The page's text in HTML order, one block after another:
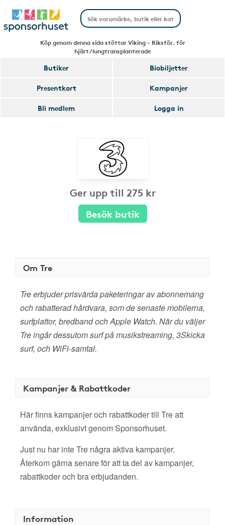
Köp genom denna sida stöttar Viking - Riksför. för
hjärt/lungtransplanterade
Butiker
Biobiljetter
Presentkort
Kampanjer
Bli medlem
Logga in
Ger upp till 275 kr
Besök butik
Om Tre
Tre erbjuder prisvärda paketeringar av abonnemang
och rabatterad hårdvara, som de senaste mobilerna,
surfplattor, bredband och Apple Watch. När du väljer
Tre ingår dessutom surf på musikstreaming, 3Skicka
surf, och WiFi-samtal.
Kampanjer & Rabattkoder
Här finns kampanjer och rabattkoder till Tre att
använda, exklusivt genom Sponsorhuset.
Just nu har inte Tre några aktiva kampanjer.
Återkom gärna senare för att ta del av kampanjer,
rabattkoder och bra erbjudanden.
Information